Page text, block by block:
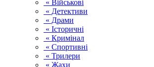
« Військові
« Детективи
« Драми
« Історичні
« Кримінал
« Спортивні
« Трилери
« Жахи